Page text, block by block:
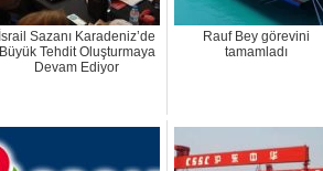
İsrail Sazanı Karadeniz’de
Büyük Tehdit Oluşturmaya
Devam Ediyor
Rauf Bey görevini
tamamladı